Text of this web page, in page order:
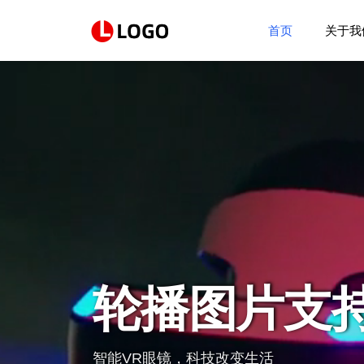
首页 关于我
轮播图片支
智能VR眼镜，科技改变生活